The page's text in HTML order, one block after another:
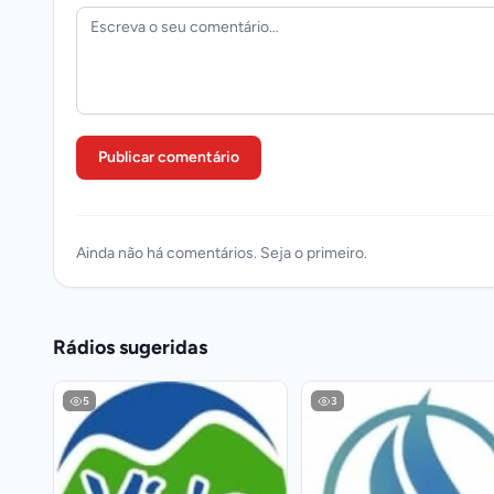
Publicar comentário
Ainda não há comentários. Seja o primeiro.
Rádios sugeridas
5 3